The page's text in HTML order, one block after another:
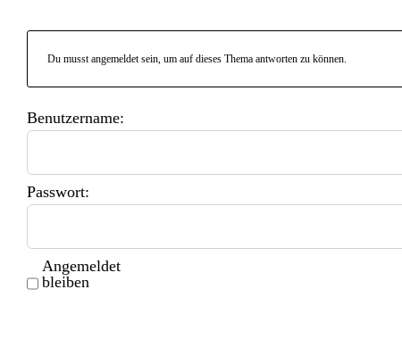
Du musst angemeldet sein, um auf dieses Thema antworten zu können.
Benutzername:
Passwort:
Angemeldet
bleiben